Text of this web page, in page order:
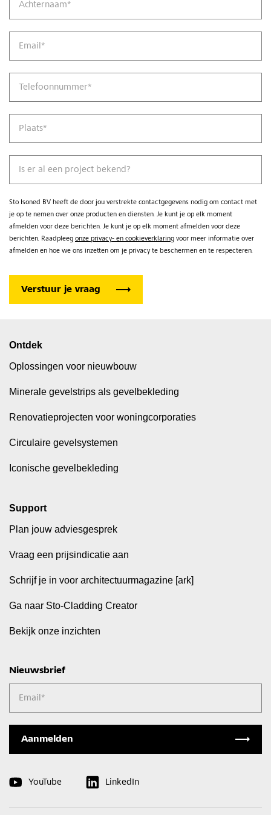
Achternaam*
Email*
Telefoonnummer*
Plaats*
Is er al een project bekend?
Sto Isoned BV heeft de door jou verstrekte contactgegevens nodig om contact met
je op te nemen over onze producten en diensten. Je kunt je op elk moment
afmelden voor deze berichten. Je kunt je op elk moment afmelden voor deze
berichten. Raadpleeg onze privacy- en cookieverklaring voor meer informatie over
afmelden en hoe we ons inzetten om je privacy te beschermen en te respecteren.
Ontdek
Oplossingen voor nieuwbouw
Minerale gevelstrips als gevelbekleding
Renovatieprojecten voor woningcorporaties
Circulaire gevelsystemen
Iconische gevelbekleding
Support
Plan jouw adviesgesprek
Vraag een prijsindicatie aan
Schrijf je in voor architectuurmagazine [ark]
Ga naar Sto-Cladding Creator
Bekijk onze inzichten
Nieuwsbrief
Email*
YouTube LinkedIn